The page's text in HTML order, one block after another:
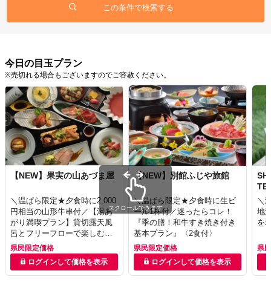
今日の目玉プラン
※売切れる場合もございますのでご容赦ください。
【NEW】果実の山あづま屋
＼温ぱら限定★夕食時に2,000
円相当の山形牛串付／【湯あ
がり満喫プラン】貸切露天風
呂とフリーフローで楽しむ温
泉旅｜山形の味覚を味わう郷
土料理会席〈2食付〉
県民限定価格
ログインして価格を表示
【NEW】別館ふじや旅館
＼温ぱら限定★夕食時に生ビ
ール1杯付／迷ったらコレ！
『季の膳！和牛すき焼き付き
基本プラン』〈2食付〉
県民限定価格
ログインして価格を表示
＼
地
を
県
スクロールできます